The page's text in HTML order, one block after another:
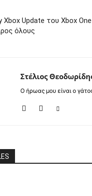
Update του Xbox One
όλους
Στέλιος
Ο ήρωας μου είναι ο